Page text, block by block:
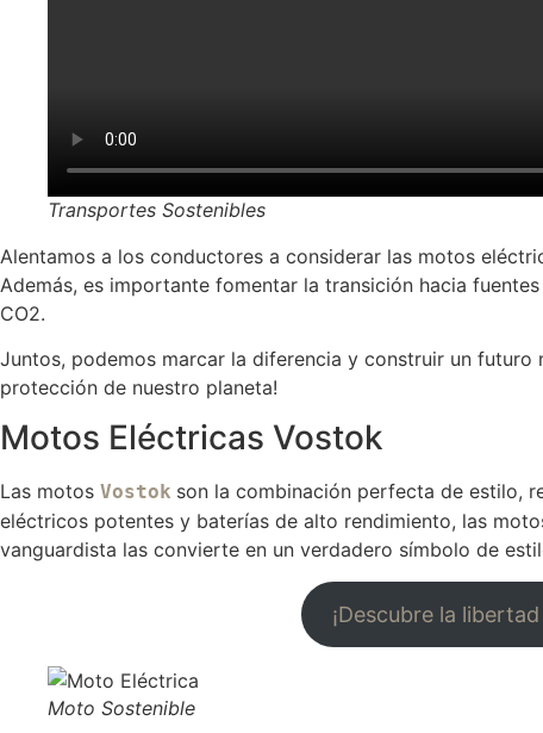
Transportes Sostenibles
Alentamos a los conductores a considerar las motos
Además, es importante fomentar la transición hacia
CO2.
Juntos, podemos marcar la diferencia y construir un
protección de nuestro planeta!
Motos Eléctricas Vostok
Las motos Vostok son la combinación perfecta de estilo,
eléctricos potentes y baterías de alto rendimiento, las
vanguardista las convierte en un verdadero símbolo de
¡Descubre la
Moto Sostenible